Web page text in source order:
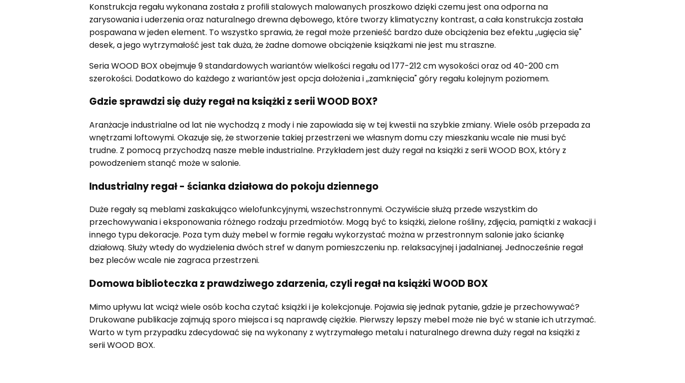
Konstrukcja regału wykonana została z profili stalowych malowanych proszkowo dzięki czemu jest ona odporna na
zarysowania i uderzenia oraz naturalnego drewna dębowego, które tworzy klimatyczny kontrast, a cała konstrukcja została
pospawana w jeden element. To wszystko sprawia, że regał może przenieść bardzo duże obciążenia bez efektu ,,ugięcia się"
desek, a jego wytrzymałość jest tak duża, że żadne domowe obciążenie książkami nie jest mu straszne.
Seria WOOD BOX obejmuje 9 standardowych wariantów wielkości regału od 177-212 cm wysokości oraz od 40-200 cm
szerokości. Dodatkowo do każdego z wariantów jest opcja dołożenia i ,,zamknięcia" góry regału kolejnym poziomem.
Gdzie sprawdzi się duży regał na książki z serii WOOD BOX?
Aranżacje industrialne od lat nie wychodzą z mody i nie zapowiada się w tej kwestii na szybkie zmiany. Wiele osób przepada za
wnętrzami loftowymi. Okazuje się, że stworzenie takiej przestrzeni we własnym domu czy mieszkaniu wcale nie musi być
trudne. Z pomocą przychodzą nasze meble industrialne. Przykładem jest duży regał na książki z serii WOOD BOX, który z
powodzeniem stanąć może w salonie.
Industrialny regał - ścianka działowa do pokoju dziennego
Duże regały są meblami zaskakująco wielofunkcyjnymi, wszechstronnymi. Oczywiście służą przede wszystkim do
przechowywania i eksponowania różnego rodzaju przedmiotów. Mogą być to książki, zielone rośliny, zdjęcia, pamiątki z wakacji i
innego typu dekoracje. Poza tym duży mebel w formie regału wykorzystać można w przestronnym salonie jako ściankę
działową. Służy wtedy do wydzielenia dwóch stref w danym pomieszczeniu np. relaksacyjnej i jadalnianej. Jednocześnie regał
bez pleców wcale nie zagraca przestrzeni.
Domowa biblioteczka z prawdziwego zdarzenia, czyli regał na książki WOOD BOX
Mimo upływu lat wciąż wiele osób kocha czytać książki i je kolekcjonuje. Pojawia się jednak pytanie, gdzie je przechowywać?
Drukowane publikacje zajmują sporo miejsca i są naprawdę ciężkie. Pierwszy lepszy mebel może nie być w stanie ich utrzymać.
Warto w tym przypadku zdecydować się na wykonany z wytrzymałego metalu i naturalnego drewna duży regał na książki z
serii WOOD BOX.